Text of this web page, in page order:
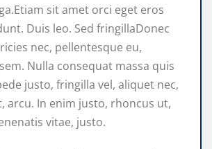
sit amet orci eget eros
Duis leo. Sed fringillaDonec
nec, pellentesque eu,
Nulla consequat massa quis
justo, fringilla vel, aliquet nec,
arcu. In enim justo, rhoncus ut,
vitae, justo.